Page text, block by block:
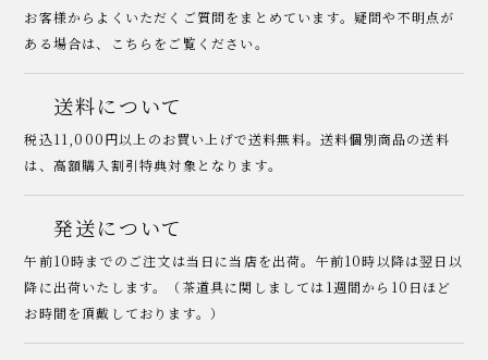
お客様からよくいただくご質問をまとめています。疑問や不明点が
ある場合は、こちらをご覧ください。
送料について
税込11,000円以上のお買い上げで送料無料。送料個別商品の送料
は、高額購入割引特典対象となります。
発送について
午前10時までのご注文は当日に当店を出荷。午前10時以降は翌日以
降に出荷いたします。（茶道具に関しましては1週間から10日ほど
お時間を頂戴しております。）